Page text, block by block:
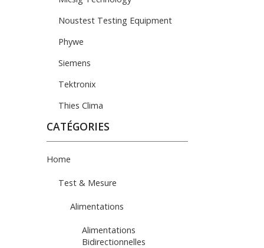
Noustest Testing Equipment
Phywe
Siemens
Tektronix
Thies Clima
CATÉGORIES
Home
Test & Mesure
Alimentations
Alimentations
Bidirectionnelles